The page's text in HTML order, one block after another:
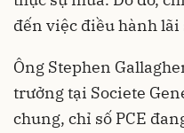
đến việc điều hành lãi
Ông Stephen
trưởng tại Societe
chung, chỉ số PCE